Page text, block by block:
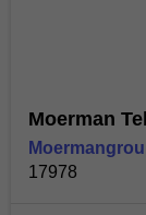
Moerman
17978